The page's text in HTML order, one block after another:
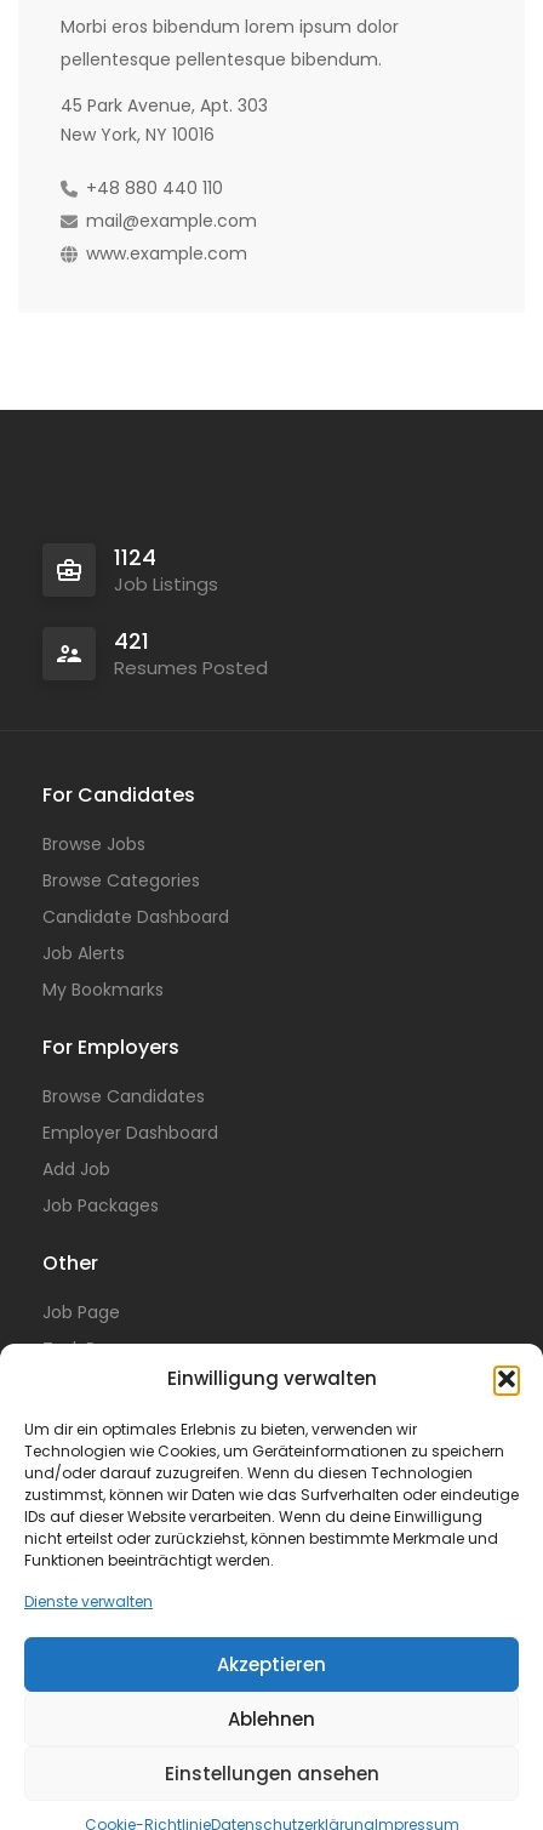
Einwilligung verwalten
Um dir ein optimales Erlebnis zu bieten, verwenden wir
Technologien wie Cookies, um Geräteinformationen zu speichern
und/oder darauf zuzugreifen. Wenn du diesen Technologien
zustimmst, können wir Daten wie das Surfverhalten oder eindeutige
IDs auf dieser Website verarbeiten. Wenn du deine Einwilligung
nicht erteilst oder zurückziehst, können bestimmte Merkmale und
Funktionen beeinträchtigt werden.
Dienste verwalten
Akzeptieren
Ablehnen
Einstellungen ansehen
Cookie-RichtlinieDatenschutzerklärungImpressum
Morbi eros bibendum lorem ipsum dolor
pellentesque pellentesque bibendum.
45 Park Avenue, Apt. 303
New York, NY 10016
+48 880 440 110
mail@example.com
www.example.com
1124
Job Listings
421
Resumes Posted
For Candidates
Browse Jobs
Browse Categories
Candidate Dashboard
Job Alerts
My Bookmarks
For Employers
Browse Candidates
Employer Dashboard
Add Job
Job Packages
Other
Job Page
Task Page
Blog
Anna Smith
Legal
Privacy Policy
Terms of Use
FAQ
© All Rights Reserved.